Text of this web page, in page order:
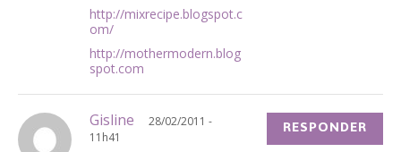
http://mixrecipe.blogspot.c
om/
http://mothermodern.blog
spot.com
Gisline
28/02/2011 -
11h41
RESPONDER